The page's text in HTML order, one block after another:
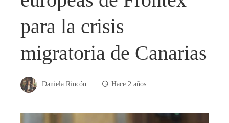
para la crisis
migratoria de Canarias
Daniela Rincón Hace 2 años